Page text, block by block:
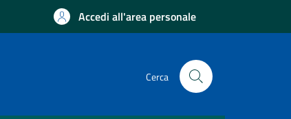
Accedi all'area personale
Cerca